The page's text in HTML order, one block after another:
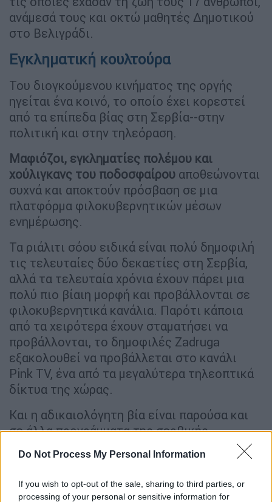
Do Not Process My Personal Information
If you wish to opt-out of the sale, sharing to third parties, or
processing of your personal or sensitive information for
ανάμεσά τους και οκτώ μαθητές Δημοτικού
στο Βελιγράδι.
Εγκληματική κουλτούρα
Του διογκούμενου κινήματος της οργής
ηγείται ένα κοινό, το οποίο έχει κορεστεί
από τα επίπεδα βίας στη Σερβία--στην
πολιτική και στην τηλεόραση.
Μαφιόζοι, εγκληματίες πολέμου και
χούλιγκανς του ποδοσφαίρου αποθεώνονται
συχνά και αποκτούν πρόσβαση σε μια
πλατφόρμα φιλοκυβερνητικών μέσων
ενημέρωσης.
Τα ριάλιτι σόου ειδικά είναι πολύ δημοφιλή
τις τελευταίες δύο δεκαετίες στη Σερβία,
αλλά τα τελευταία χρόνια έχουν πάρει μια
πολύ πιο βίαιη μορφή και προβάλλονται σε
φιλοκυβερνητικά κανάλια. Παρότι κάποια
από τα χειρότερα έχουν σταματήσει να
προβάλλονται, το δημοφιλές Zadruga
εξακολουθεί να προβάλλεται στο κανάλι
Pink TV, ένα από τα μεγαλύτερα τηλεοπτικά
δίκτυα της χώρας.
Και η αδικαιολόγητη βία είναι παρούσα και
σε άλλα προγράμματα της σερβικής
καιρό παρούσα στη Σερβία.